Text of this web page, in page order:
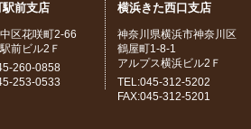
駅前支店
区花咲町2-66
前ビル2Ｆ
260-0858
253-0533
横浜きた西口支店
神奈川県横浜市神奈川区
鶴屋町1-8-1
アルプス横浜ビル2Ｆ
TEL:045-312-5202
FAX:045-312-5201